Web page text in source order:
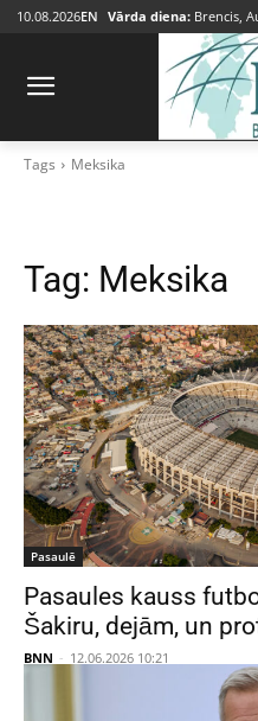
10.08.2026EN Vārda diena: Brencis,
Tags Meksika
Tag: Meksika
Pasaulē
Pasaules kauss
Šakiru, dejām, un
BNN - 12.06.2026 10:21